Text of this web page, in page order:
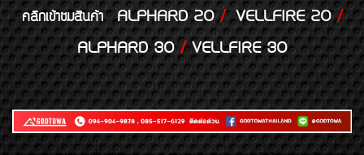
คลิกเข้าชมสินค้า ALPHARD 20/VELLFIRE 20/
ALPHARD 30/VELLFIRE 30